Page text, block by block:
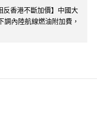
反香港不斷加價】中國大
內陸航線燃油附加費，